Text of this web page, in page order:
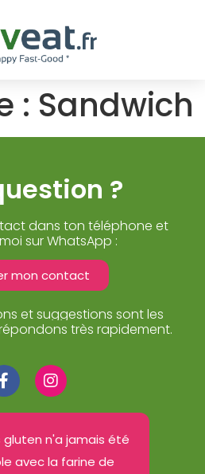
: Sandwich
?
dans ton téléphone et
sur WhatsApp :
mon contact
et suggestions sont les
très rapidement.
gluten n'a jamais été
avec la farine de